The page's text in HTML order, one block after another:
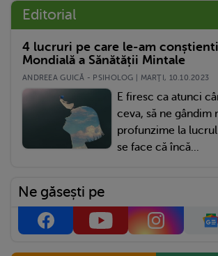
Editorial
4 lucruri pe care le-am
Mondială a Sănătății Mintale
ANDREEA GUICĂ - PSIHOLOG | MARŢI, 10.10.2023
E firesc ca atunci
ceva, să ne gândim
profunzime la
se face că încă...
Ne găsești pe